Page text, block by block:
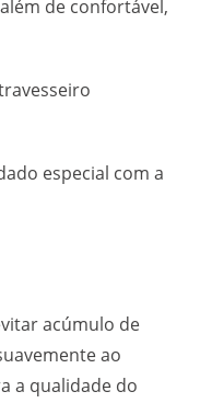
de confortável,
especial com a
acúmulo de
ao
a qualidade do